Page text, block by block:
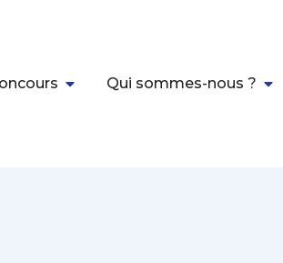
Qui sommes-nous ?